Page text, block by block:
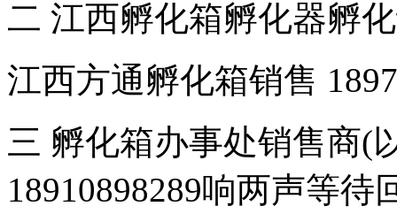
二 江西孵化箱孵化器孵
江西方通孵化箱销售
三 孵化箱办事处销售商(
18910898289响两声等